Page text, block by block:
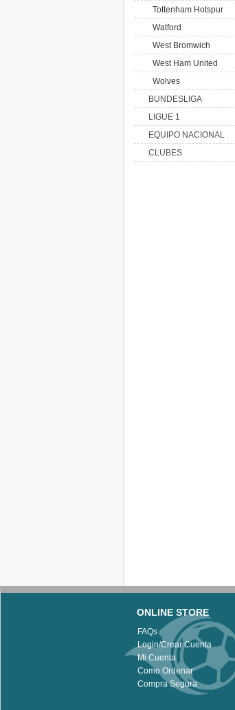
Tottenham Hotspur
Watford
West Bromwich
West Ham United
Wolves
BUNDESLIGA
LIGUE 1
EQUIPO NACIONAL
CLUBES
ONLINE STORE
FAQs
Login/Crear Cuenta
Mi Cuenta
Como Ordenar
Compra Segura